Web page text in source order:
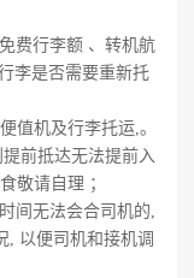
费行李额 、转机航
李是否需要重新托
值机及行李托运,。
前抵达无法提前入
敬请自理 ；
间无法会合司机的,
, 以便司机和接机调